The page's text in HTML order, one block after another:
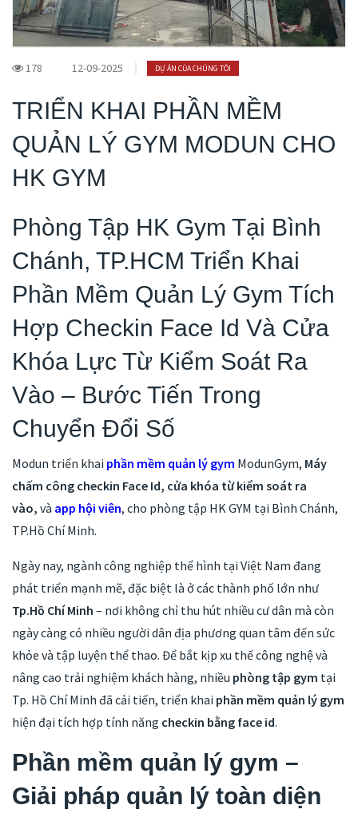
178 12-09-2025 DỰ ÁN CỦA CHÚNG TÔI
TRIỂN KHAI PHẦN MỀM
QUẢN LÝ GYM MODUN CHO
HK GYM
Phòng Tập HK Gym Tại Bình
Chánh, TP.HCM Triển Khai
Phần Mềm Quản Lý Gym Tích
Hợp Checkin Face Id Và Cửa
Khóa Lực Từ Kiểm Soát Ra
Vào – Bước Tiến Trong
Chuyển Đổi Số
Modun triển khai phần mềm quản lý gym ModunGym, Máy
chấm công checkin Face Id, cửa khóa từ kiểm soát ra
vào, và app hội viên, cho phòng tập HK GYM tại Bình Chánh,
TP.Hồ Chí Minh.
Ngày nay, ngành công nghiệp thể hình tại Việt Nam đang
phát triển mạnh mẽ, đặc biệt là ở các thành phố lớn như
Tp.Hồ Chí Minh – nơi không chỉ thu hút nhiều cư dân mà còn
ngày càng có nhiều người dân địa phương quan tâm đến sức
khỏe và tập luyện thể thao. Để bắt kịp xu thế công nghệ và
nâng cao trải nghiệm khách hàng, nhiều phòng tập gym tại
Tp. Hồ Chí Minh đã cải tiến, triển khai phần mềm quản lý gym
hiện đại tích hợp tính năng checkin bằng face id.
Phần mềm quản lý gym –
Giải pháp quản lý toàn diện